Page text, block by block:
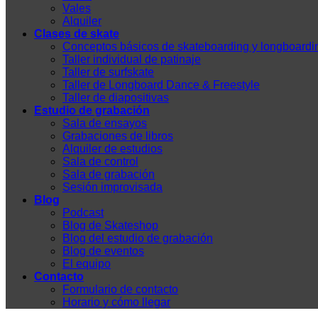
Vales
Alquiler
Clases de skate
Conceptos básicos de skateboarding y
Taller individual de patinaje
Taller de surfskate
Taller de Longboard Dance & Freestyle
Taller de diapositivas
Estudio de grabación
Sala de ensayos
Grabaciones de libros
Alquiler de estudios
Sala de control
Sala de grabación
Sesión improvisada
Blog
Podcast
Blog de Skateshop
Blog del estudio de grabación
Blog de eventos
El equipo
Contacto
Formulario de contacto
Horario y cómo llegar